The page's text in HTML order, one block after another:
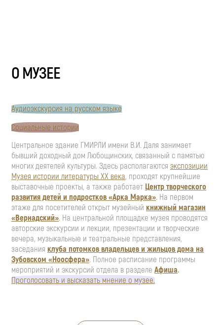
О МУЗЕЕ
Аудиоэкскурсия на русском языке
Социальные истории
Центральное здание ГМИРЛИ имени В.И. Даля занимает
бывший доходный дом Любощинских, связанный с памятью
многих деятелей культуры. Здесь располагаются экспозиции
Музея истории литературы ХХ века, проходят крупнейшие
выставочные проекты, а также работает Центр творческого
развития детей и подростков «Арка Марка». На первом
этаже для посетителей открыт музейный книжный магазин
«Вернадский». На центральной площадке музея проводятся
авторские экскурсии и лекции, презентации и творческие
вечера, музыкальные и театральные представления,
заседания клуба потомков владельцев и жильцов дома на
Зубовском «Ноосфера». Полное расписание программы
мероприятий и экскурсий отдела в разделе Афиша.
Проголосовать и высказать мнение о музее.